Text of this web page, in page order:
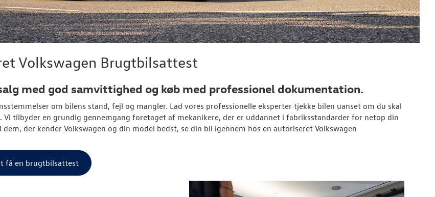
Volkswagen Brugtbilsattest
med god samvittighed og køb med professionel dokumentation.
om bilens stand, fejl og mangler. Lad vores professionelle eksperter tjekke bilen uanset om du skal
Vi tilbyder en grundig gennemgang foretaget af mekanikere, der er uddannet i fabriksstandarder for netop din
dem, der kender Volkswagen og din model bedst, se din bil igennem hos en autoriseret Volkswagen
få en brugtbilsattest